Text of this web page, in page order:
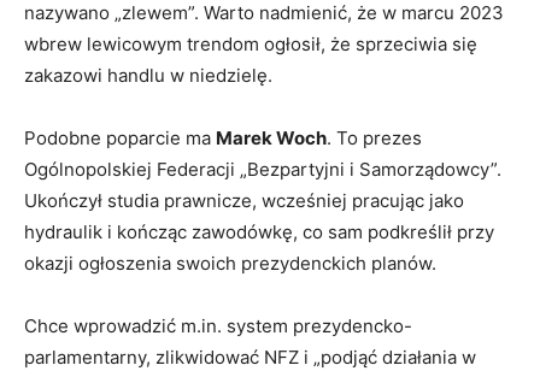
nazywano „zlewem”. Warto nadmienić, że w marcu 2023
wbrew lewicowym trendom ogłosił, że sprzeciwia się
zakazowi handlu w niedzielę.
Podobne poparcie ma Marek Woch. To prezes
Ogólnopolskiej Federacji „Bezpartyjni i Samorządowcy”.
Ukończył studia prawnicze, wcześniej pracując jako
hydraulik i kończąc zawodówkę, co sam podkreślił przy
okazji ogłoszenia swoich prezydenckich planów.
Chce wprowadzić m.in. system prezydencko-
parlamentarny, zlikwidować NFZ i „podjąć działania w